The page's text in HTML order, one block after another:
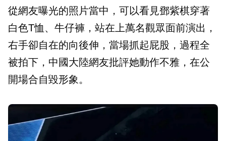
從網友曝光的照片當中，可以看見鄧紫棋穿著
白色T恤、牛仔褲，站在上萬名觀眾面前演出，
右手卻自在的向後伸，當場抓起屁股，過程全
被拍下，中國大陸網友批評她動作不雅，在公
開場合自毀形象。